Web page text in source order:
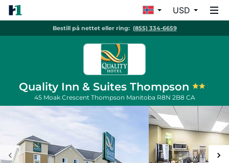
USD
Bestill på nettet eller ring: (855) 334-6659
Quality Inn & Suites Thompson
45 Moak Crescent Thompson Manitoba R8N 2B8 CA